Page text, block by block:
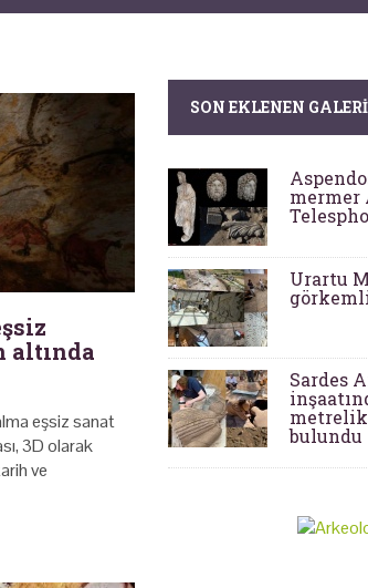
eşsiz sanat
3D olarak
ve
SON EKLENEN
mermer
Urartu
Sardes
bulundu